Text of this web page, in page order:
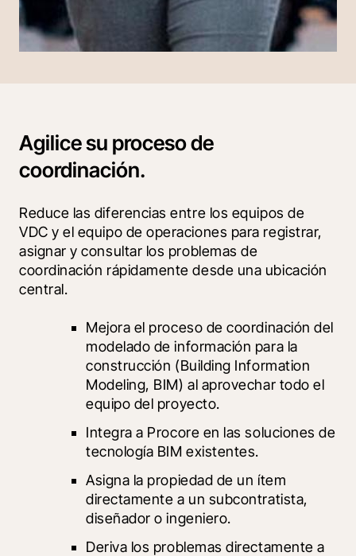
Agilice su proceso de
coordinación.
Reduce las diferencias entre los equipos de
VDC y el equipo de operaciones para registrar,
asignar y consultar los problemas de
coordinación rápidamente desde una ubicación
central.
Mejora el proceso de coordinación del
modelado de información para la
construcción (Building Information
Modeling, BIM) al aprovechar todo el
equipo del proyecto.
Integra a Procore en las soluciones de
tecnología BIM existentes.
Asigna la propiedad de un ítem
directamente a un subcontratista,
diseñador o ingeniero.
Deriva los problemas directamente a